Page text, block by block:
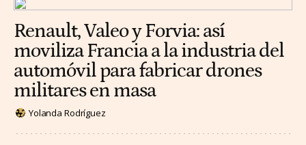
Renault, Valeo y Forvia: así
moviliza Francia a la industria del
automóvil para fabricar drones
militares en masa
Yolanda Rodríguez